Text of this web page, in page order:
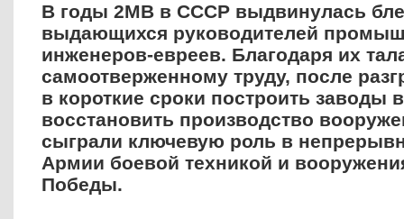
В годы 2МВ в СССР выдвинулась
выдающихся руководителей
инженеров-евреев. Благодаря их
самоотверженному труду, после
в короткие сроки построить заводы
восстановить производство
сыграли ключевую роль в
Армии боевой техникой и
Победы.